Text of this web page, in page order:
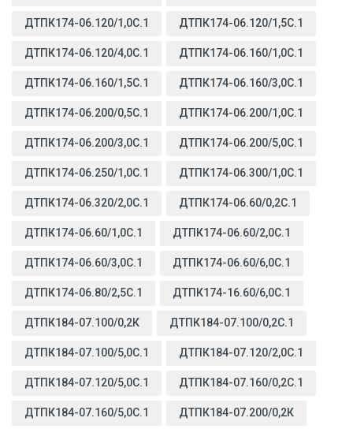
ДТПК174-06.120/1,0С.1 ДТПК174-06.120/1,5С.1
ДТПК174-06.120/4,0С.1 ДТПК174-06.160/1,0С.1
ДТПК174-06.160/1,5С.1 ДТПК174-06.160/3,0С.1
ДТПК174-06.200/0,5С.1 ДТПК174-06.200/1,0С.1
ДТПК174-06.200/3,0С.1 ДТПК174-06.200/5,0С.1
ДТПК174-06.250/1,0С.1 ДТПК174-06.300/1,0С.1
ДТПК174-06.320/2,0С.1 ДТПК174-06.60/0,2С.1
ДТПК174-06.60/1,0С.1 ДТПК174-06.60/2,0С.1
ДТПК174-06.60/3,0С.1 ДТПК174-06.60/6,0С.1
ДТПК174-06.80/2,5С.1 ДТПК174-16.60/6,0С.1
ДТПК184-07.100/0,2К ДТПК184-07.100/0,2С.1
ДТПК184-07.100/5,0С.1 ДТПК184-07.120/2,0С.1
ДТПК184-07.120/5,0С.1 ДТПК184-07.160/0,2С.1
ДТПК184-07.160/5,0С.1 ДТПК184-07.200/0,2К